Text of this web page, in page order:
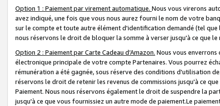
Option 1 : Paiement par virement automatique. Nous vous virerons
avez indiqué, une fois que vous nous aurez fourni le nom de votre
sur le compte et toute autre élément d'identification demandé (tel que
nous réservons le droit de bloquer la somme à verser jusqu'à ce que
Option 2 : Paiement par Carte Cadeau d’Amazon. Nous vous
électronique principale de votre compte Partenaires. Vous pourrez
rémunération a été gagnée, sous réserve des conditions d'utilisation
réservons le droit de retenir les revenus de commissions jusqu'à ce
Paiement. Nous nous réservons également le droit de suspendre la
jusqu'à ce que vous fournissiez un autre mode de paiement.Le